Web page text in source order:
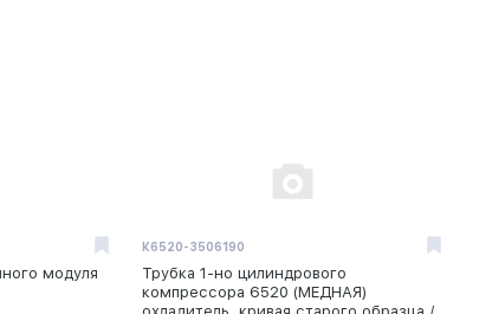
модуля
К6520-3506190
Трубка 1-но цилиндрового
компрессора 6520 (МЕДНАЯ)